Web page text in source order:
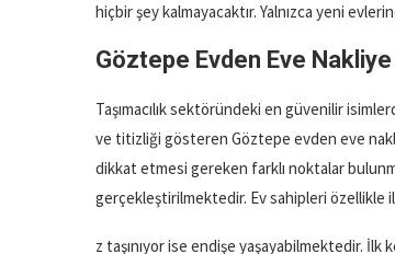
hiçbir şey kalmayacaktır. Yalnızca yeni
Göztepe Evden Eve Nakliye
Taşımacılık sektöründeki en güvenilir
ve titizliği gösteren Göztepe evden eve
dikkat etmesi gereken farklı noktalar
gerçekleştirilmektedir. Ev sahipleri özellikle
z taşınıyor ise endişe yaşayabilmektedir. İlk